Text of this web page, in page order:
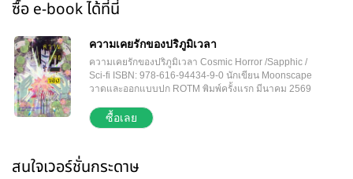
ซื้อ e-book ได้ที่นี่
ความเคยรักของปริภูมิเวลา
ความเคยรักของปริภูมิเวลา Cosmic Horror /Sapphic /
Sci-fi ISBN: 978-616-94434-9-0 นักเขียน Moonscape
วาดและออกแบบปก ROTM พิมพ์ครั้งแรก มีนาคม 2569
‘ลำนำจักรวาล’ สู่นิยายไซไฟที่จะนำท่านสู่เอกภพของ
‘เหล่าผู้สร้าง’ กาลครั้งหนึ่ง 'เวลา' กับ 'พื้นที่' เคยเป็นคู่รัก
ผลแห่งความรักนั้นยังคงอยู่เป็นหลักฐานตำใจ…ผู้ถูกทิ้ง
ซื้อเลย
สนใจเวอร์ชั่นกระดาษ